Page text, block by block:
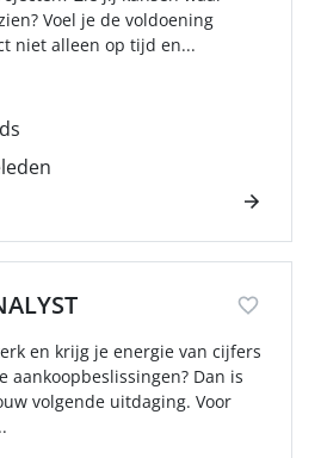
Voel je de voldoening
niet alleen op tijd en...
en krijg je energie van cijfers
aankoopbeslissingen? Dan is
volgende uitdaging. Voor